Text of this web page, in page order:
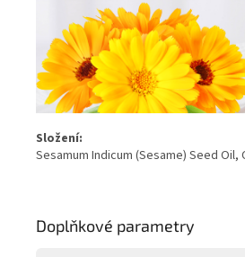
Složení:
Sesamum Indicum (Sesame) Seed
Doplňkové parametry